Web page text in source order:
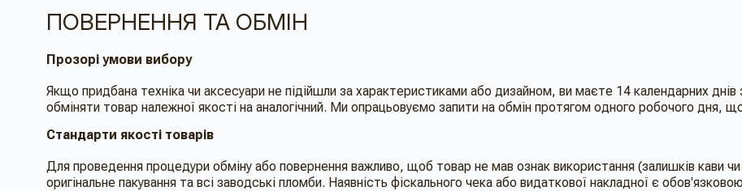
ПОВЕРНЕННЯ ТА ОБМІН
Прозорі умови вибору
Якщо придбана техніка чи аксесуари не підійшли за характеристиками або дизайном, ви маєте 14 календарних
обміняти товар належної якості на аналогічний. Ми опрацьовуємо запити на обмін протягом одного робочого дня,
Стандарти якості товарів
Для проведення процедури обміну або повернення важливо, щоб товар не мав ознак використання (залишків кави
оригінальне пакування та всі заводські пломби. Наявність фіскального чека або видаткової накладної є